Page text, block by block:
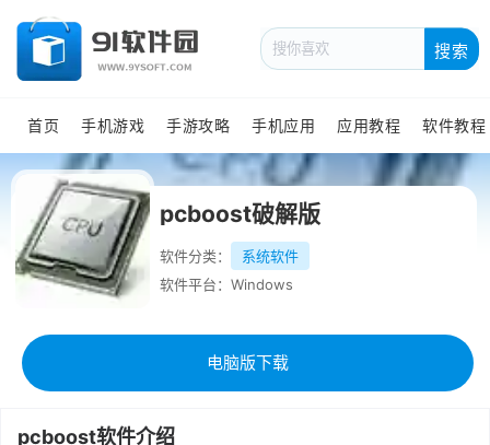
搜索
首页 手机游戏 手游攻略 手机应用 应用教程 软件教程
pcboost破解版
软件分类：
系统软件
软件平台：Windows
电脑版下载
pcboost软件介绍